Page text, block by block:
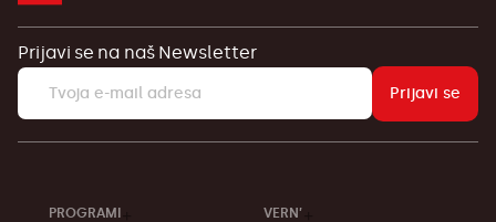
Prijavi se na naš Newsletter
Prijavi se
PROGRAMI VERN’